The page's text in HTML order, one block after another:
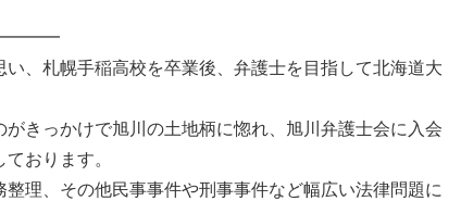
い、札幌手稲高校を卒業後、弁護士を目指して北海道大
きっかけで旭川の土地柄に惚れ、旭川弁護士会に入会
おります。
理、その他民事事件や刑事事件など幅広い法律問題に